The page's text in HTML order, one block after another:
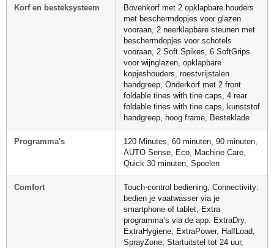
Korf en besteksysteem
Bovenkorf met 2 opklapbare houders
met beschermdopjes voor glazen
vooraan, 2 neerklapbare steunen met
beschermdopjes voor schotels
vooraan, 2 Soft Spikes, 6 SoftGrips
voor wijnglazen, opklapbare
kopjeshouders, roestvrijstalen
handgreep, Onderkorf met 2 front
foldable tines with tine caps, 4 rear
foldable tines with tine caps, kunststof
handgreep, hoog frame, Besteklade
Programma's
120 Minutes, 60 minuten, 90 minuten,
AUTO Sense, Eco, Machine Care,
Quick 30 minuten, Spoelen
Comfort
Touch-control bediening, Connectivity:
bedien je vaatwasser via je
smartphone of tablet, Extra
programma’s via de app: ExtraDry,
ExtraHygiene, ExtraPower, HalfLoad,
SprayZone, Startuitstel tot 24 uur,